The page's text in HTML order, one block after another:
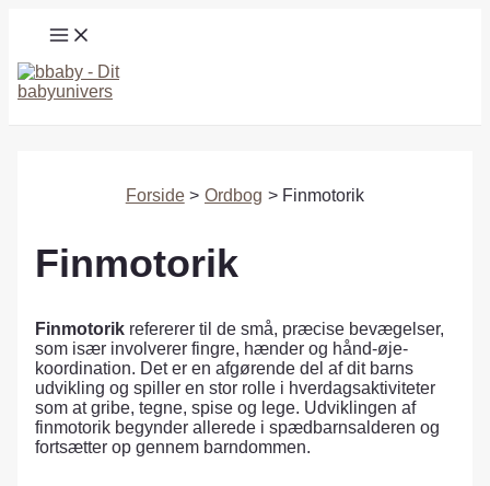
MAIN
MENU
Forside Ordbog Finmotorik
Finmotorik
Finmotorikrefererer til de små, præcise bevægelser,
som især involverer fingre, hænder og hånd-øje-
koordination. Det er en afgørende del af dit barns
udvikling og spiller en stor rolle i hverdagsaktiviteter
som at gribe, tegne, spise og lege. Udviklingen af
finmotorik begynder allerede i spædbarnsalderen og
fortsætter op gennem barndommen.